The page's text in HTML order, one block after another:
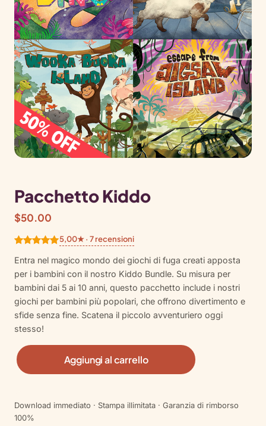
Pacchetto Kiddo
$50.00
5.00 su 5
su base
di
recensioni
5,00★ · 7 recensioni
Entra nel magico mondo dei giochi di fuga creati apposta
per i bambini con il nostro Kiddo Bundle. Su misura per
bambini dai 5 ai 10 anni, questo pacchetto include i nostri
giochi per bambini più popolari, che offrono divertimento e
sfide senza fine. Scatena il piccolo avventuriero oggi
stesso!
K
o
B
Aggiungi al carrello
Download immediato · Stampa illimitata · Garanzia di rimborso
100%